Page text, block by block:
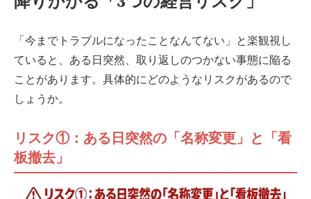
「今までトラブルになったことなんてない」と楽観視し
ていると、ある日突然、取り返しのつかない事態に陥る
ことがあります。具体的にどのようなリスクがあるので
しょうか。
リスク①：ある日突然の「名称変更」と「看
板撤去」